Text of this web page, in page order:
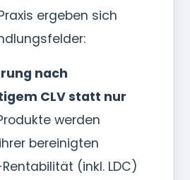
ergeben sich
nach
CLV statt nur
werden
bereinigten
(inkl. LDC)